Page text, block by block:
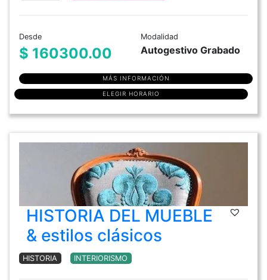
Desde
$ 160300.00
Modalidad
Autogestivo Grabado
MÁS INFORMACIÓN
ELEGIR HORARIO
HISTORIA DEL MUEBLE
& estilos clásicos
HISTORIA INTERIORISMO